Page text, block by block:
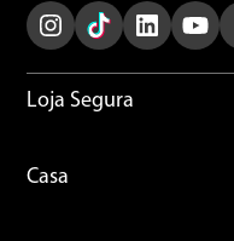
Loja Segura
Casa